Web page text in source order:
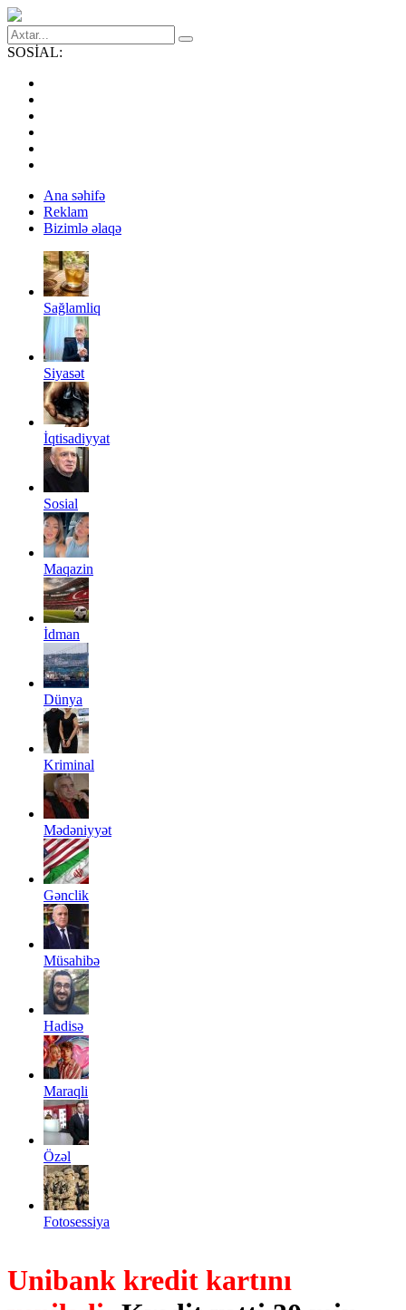
SOSİAL:
Ana səhifə
Reklam
Bizimlə əlaqə
Sağlamliq
Siyasət
İqtisadiyyat
Sosial
Maqazin
İdman
Dünya
Kriminal
Mədəniyyət
Gənclik
Müsahibə
Hadisə
Maraqli
Özəl
Fotosessiya
Unibank kredit kartını